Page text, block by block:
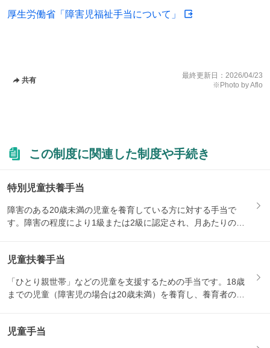
厚生労働省「障害児福祉手当について」
共有
最終更新日： 2026/04/23
※Photo by Aflo
この制度に関連した制度や手続き
特別児童扶養手当
障害のある20歳未満の児童を養育している方に対する手当で
す。障害の程度により1級または2級に認定され、月あたりの支
児童扶養手当
「ひとり親世帯」などの児童を支援するための手当です。18歳
までの児童（障害児の場合は20歳未満）を養育し、養育者の所
児童手当